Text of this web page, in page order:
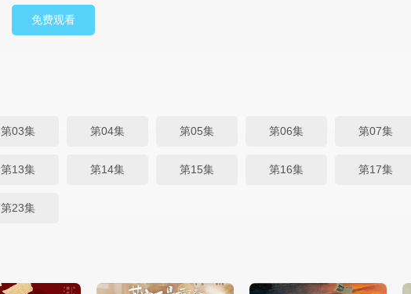
免费观看
第03集 第04集 第05集 第06集 第07集
第13集 第14集 第15集 第16集 第17集
第23集